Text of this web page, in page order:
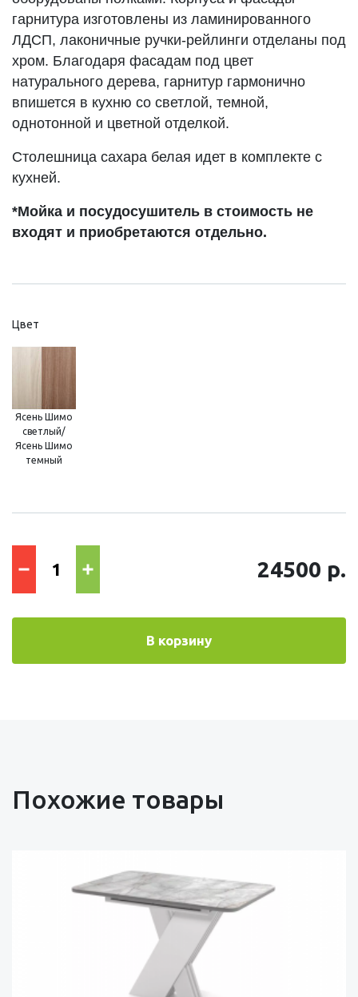
гарнитура изготовлены из ламинированного
ЛДСП, лаконичные ручки-рейлинги отделаны под
хром. Благодаря фасадам под цвет
натурального дерева, гарнитур гармонично
впишется в кухню со светлой, темной,
однотонной и цветной отделкой.
Столешница сахара белая идет в комплекте с
кухней.
*Мойка и посудосушитель в стоимость не
входят и приобретаются отдельно.
Цвет
Ясень Шимо
светлый/
Ясень Шимо
темный
24500 р.
В корзину
Похожие товары